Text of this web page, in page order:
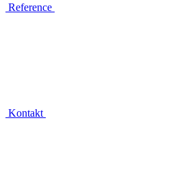
Reference
Kontakt